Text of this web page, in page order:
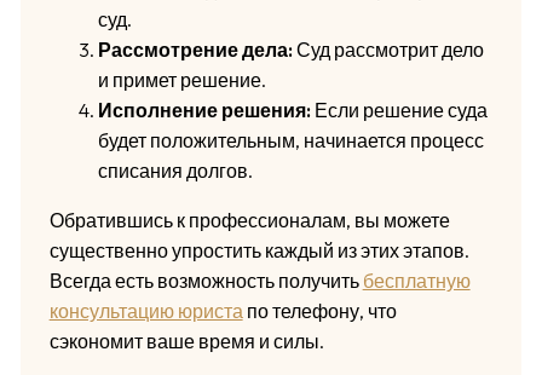
суд.
Рассмотрение дела:Суд рассмотрит дело
и примет решение.
Исполнение решения:Если решение суда
будет положительным, начинается процесс
списания долгов.
Обратившись к профессионалам, вы можете
существенно упростить каждый из этих этапов.
Всегда есть возможность получить бесплатную
консультацию юриста по телефону, что
сэкономит ваше время и силы.